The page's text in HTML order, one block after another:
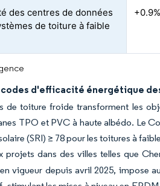
des centres de données
de toiture à faible
+0.9%
d'efficacité énergétique
de toiture froide transforment les
TPO et PVC à haute albédo. Le
(SRI) ≥ 78 pour les toitures à
projets dans des villes telles que
vigueur depuis avril 2025, impose